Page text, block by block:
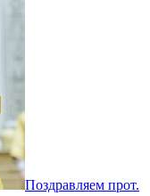
Поздравляем прот.